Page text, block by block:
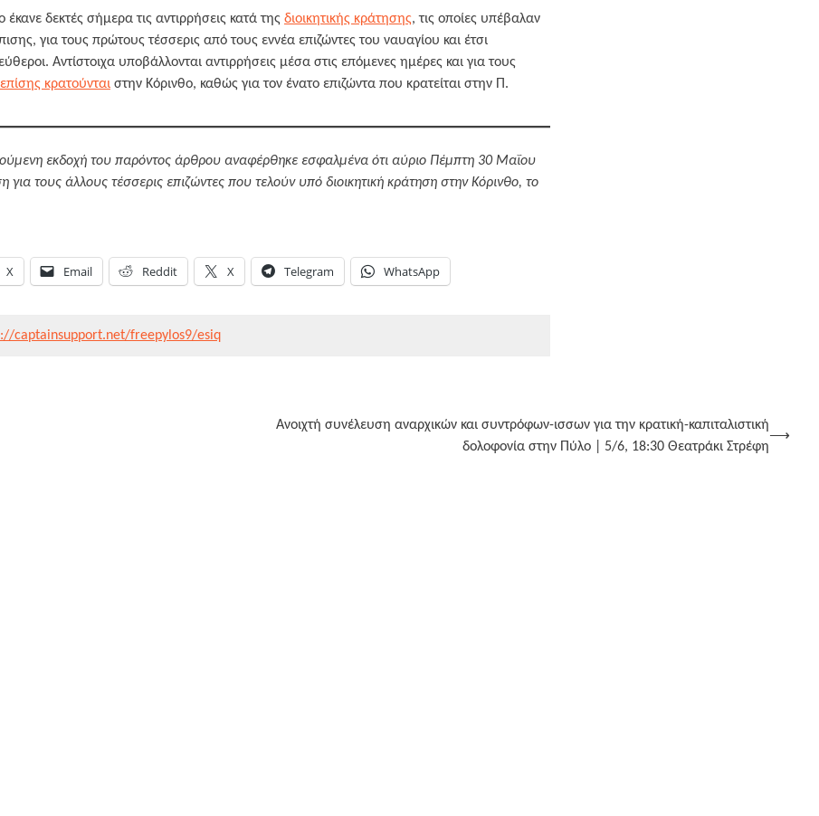
έκανε δεκτές σήμερα τις αντιρρήσεις κατά της διοικητικής κράτησης, τις οποίες υπέβαλαν
για τους πρώτους τέσσερις από τους εννέα επιζώντες του ναυαγίου και έτσι
Αντίστοιχα υποβάλλονται αντιρρήσεις μέσα στις επόμενες ημέρες και για τους
επίσης κρατούνται στην Κόρινθο, καθώς για τον ένατο επιζώντα που κρατείται στην Π.
εκδοχή του παρόντος άρθρου αναφέρθηκε εσφαλμένα ότι αύριο Πέμπτη 30 Μαΐου
τους άλλους τέσσερις επιζώντες που τελούν υπό διοικητική κράτηση στην Κόρινθο, το
X Email Reddit X Telegram WhatsApp
captainsupport.net/freepylos9/esiq
Ανοιχτή συνέλευση αναρχικών και συντρόφων-ισσων για την κρατική-καπιταλιστική
δολοφονία στην Πύλο | 5/6, 18:30 Θεατράκι Στρέφη
⟶